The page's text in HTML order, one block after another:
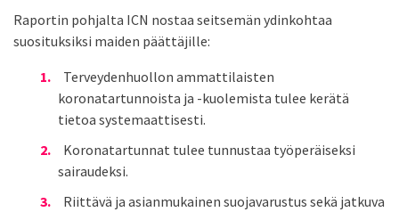
Raportin pohjalta ICN nostaa seitsemän ydinkohtaa
suosituksiksi maiden päättäjille:
Terveydenhuollon ammattilaisten
koronatartunnoista ja -kuolemista tulee kerätä
tietoa systemaattisesti.
Koronatartunnat tulee tunnustaa työperäiseksi
sairaudeksi.
Riittävä ja asianmukainen suojavarustus sekä jatkuva